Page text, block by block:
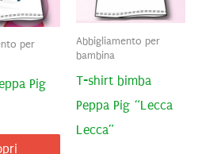
per
Pig
Abbigliamento per
bambina
T-shirt bimba
Peppa Pig “Lecca
Lecca”